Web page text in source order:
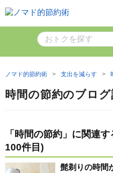
ノマド的節約術 支出を減らす
時間の節約のブロ
「時間の節約」に関連
100件目)
髭剃りの時間